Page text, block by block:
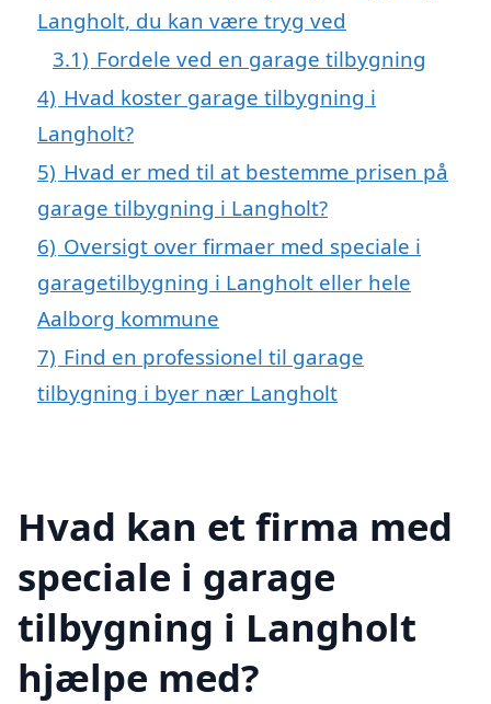
Langholt, du kan være tryg ved
3.1) Fordele ved en garage tilbygning
4) Hvad koster garage tilbygning i
Langholt?
5) Hvad er med til at bestemme prisen på
garage tilbygning i Langholt?
6) Oversigt over firmaer med speciale i
garagetilbygning i Langholt eller hele
Aalborg kommune
7) Find en professionel til garage
tilbygning i byer nær Langholt
Hvad kan et firma med
speciale i garage
tilbygning i Langholt
hjælpe med?